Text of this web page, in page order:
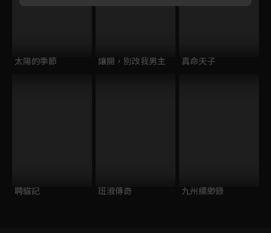
太陽的季節 讓開，別改我男主 真命天子
聘貓記 班淑傳奇 九州縹緲錄